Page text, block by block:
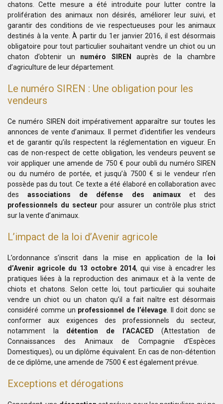
chatons. Cette mesure a été introduite pour lutter contre la
prolifération des animaux non désirés, améliorer leur suivi, et
garantir des conditions de vie respectueuses pour les animaux
destinés à la vente. À partir du 1er janvier 2016, il est désormais
obligatoire pour tout particulier souhaitant vendre un chiot ou un
chaton d’obtenir un numéro SIREN
auprès de la chambre
d’agriculture de leur département.
Le numéro SIREN : Une obligation pour les
vendeurs
Ce numéro SIREN doit impérativement apparaître sur toutes les
annonces de vente d’animaux. Il permet d’identifier les vendeurs
et de garantir qu’ils respectent la réglementation en vigueur. En
cas de non-respect de cette obligation, les vendeurs peuvent se
voir appliquer une amende de 750 € pour oubli du numéro SIREN
ou du numéro de portée, et jusqu’à 7500 € si le vendeur n’en
possède pas du tout. Ce texte a été élaboré en collaboration avec
desassociations de défense des animauxet des
professionnels du secteur pour assurer un contrôle plus strict
sur la vente d’animaux.
L’impact de la loi d’Avenir agricole
L’ordonnance s’inscrit dans la mise en application de la
loi
d’Avenir agricole du 13 octobre 2014, qui vise à encadrer les
pratiques liées à la reproduction des animaux et à la vente de
chiots et chatons. Selon cette loi, tout particulier qui souhaite
vendre un chiot ou un chaton qu’il a fait naître est désormais
considéré comme un professionnel de l’élevage. Il doit donc se
conformer aux exigences des professionnels du secteur,
notamment la détention de l’ACACED (Attestation de
Connaissances des Animaux de Compagnie d’Espèces
Domestiques), ou un diplôme équivalent. En cas de non-détention
de ce diplôme, une amende de 7500 € est également prévue.
Exceptions et dérogations